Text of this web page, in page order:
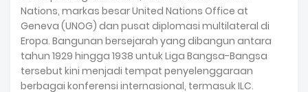
Nations, markas besar United Nations Office at
Geneva (UNOG) dan pusat diplomasi multilateral di
Eropa. Bangunan bersejarah yang dibangun antara
tahun 1929 hingga 1938 untuk Liga Bangsa-Bangsa
tersebut kini menjadi tempat penyelenggaraan
berbagai konferensi internasional, termasuk ILC.